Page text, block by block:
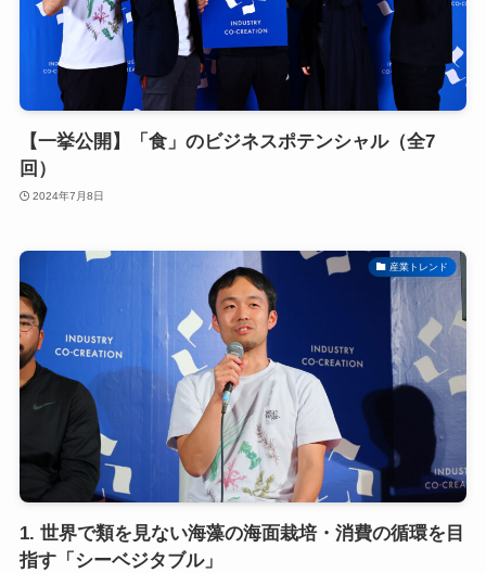
【一挙公開】「食」のビジネスポテンシャル（全7
回）
2024年7月8日
産業トレンド
1. 世界で類を見ない海藻の海面栽培・消費の循環を目
指す「シーベジタブル」